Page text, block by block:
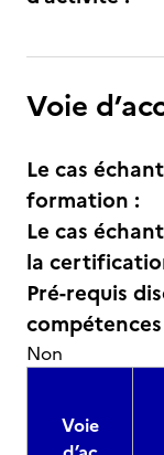
Voie
Le cas
formation :
Le cas
la
Pré-requis
Non
Voie